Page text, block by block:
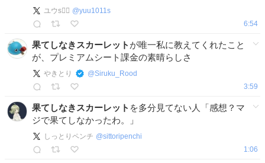
ユウs🐦‍🔥 @yuu1011s
6:54
果てしなきスカーレット が唯一私に教えてくれたこと
が、プレミアムシート課金の素晴らしさ
やきとり @Siruku_Rood
3:59
果てしなきスカーレット を多分見てない人「感想？マ
ジで果てしなかったわ。」
しっとりペンチ @sittoripenchi
1:06